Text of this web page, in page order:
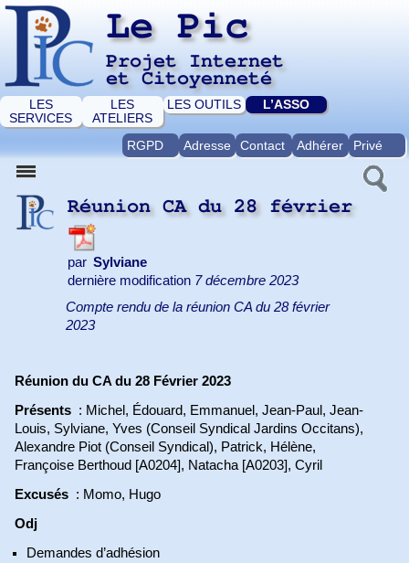
Le Pic
Projet Internet
et Citoyenneté
LES
SERVICES
LES
ATELIERS
LES OUTILS L’ASSO
RGPD Adresse Contact Adhérer Privé
Réunion CA du 28 février
par Sylviane
dernière modification 7 décembre 2023
Compte rendu de la réunion CA du 28 février
2023
Réunion du CA du 28 Février 2023
Présents : Michel, Édouard, Emmanuel, Jean-Paul, Jean-
Louis, Sylviane, Yves (Conseil Syndical Jardins Occitans),
Alexandre Piot (Conseil Syndical), Patrick, Hélène,
Françoise Berthoud [A0204], Natacha [A0203], Cyril
Excusés : Momo, Hugo
Odj
Demandes d’adhésion